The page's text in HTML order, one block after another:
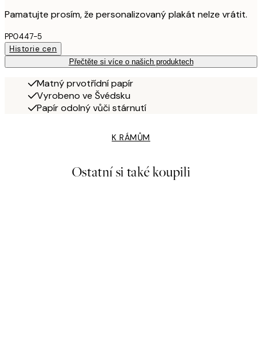
Pamatujte prosím, že personalizovaný plakát nelze vrátit.
PP0447-5
Historie cen
Přečtěte si více o našich produktech
Matný prvotřídní papír
Vyrobeno ve Švédsku
Papír odolný vůči stárnutí
K RÁMŮM
Ostatní si také koupili